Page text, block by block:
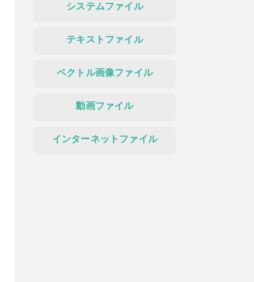
システムファイル
テキストファイル
ベクトル画像ファイル
動画ファイル
インターネットファイル